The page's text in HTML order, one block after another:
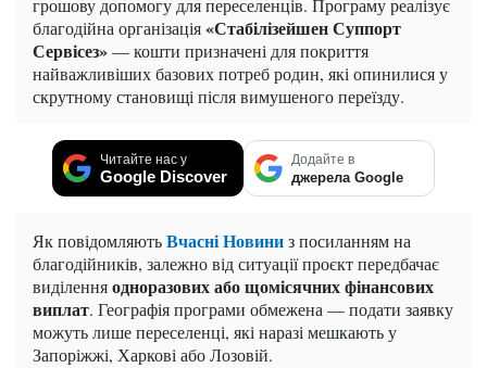
грошову допомогу для переселенців. Програму реалізує
благодійна організація«Стабілізейшен Суппорт
Сервісез»— кошти призначені для покриття
найважливіших базових потреб родин, які опинилися у
скрутному становищі після вимушеного переїзду.
Читайте нас у
Google Discover
Додайте в
джерела Google
Як повідомляютьВчасні Новиниз посиланням на
благодійників, залежно від ситуації проєкт передбачає
виділенняодноразових або щомісячних фінансових
виплат. Географія програми обмежена — подати заявку
можуть лише переселенці, які наразі мешкають у
Запоріжжі, Харкові або Лозовій.